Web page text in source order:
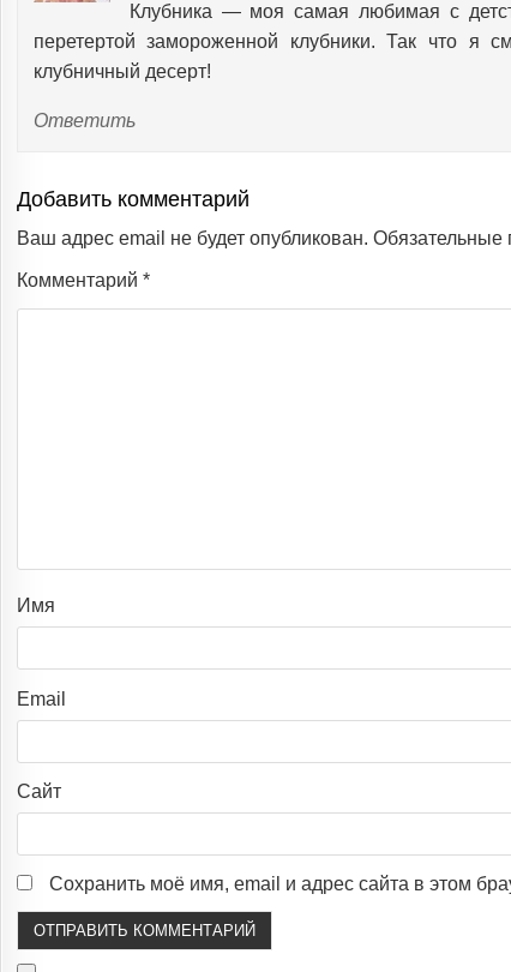
Клубника — моя самая любимая с
перетертой замороженной клубники. Так что я
клубничный десерт!
Ответить
Добавить комментарий
Ваш адрес email не будет опубликован. Обязательные
Комментарий *
Имя
Email
Сайт
Сохранить моё имя, email и адрес сайта в этом